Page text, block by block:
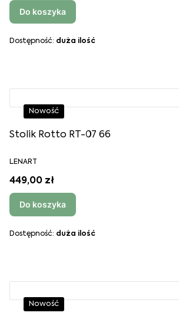
Do koszyka
Dostępność: duża ilość
Nowość
Stolik Rotto RT-07 66
LENART
449,00 zł
Do koszyka
Dostępność: duża ilość
Nowość